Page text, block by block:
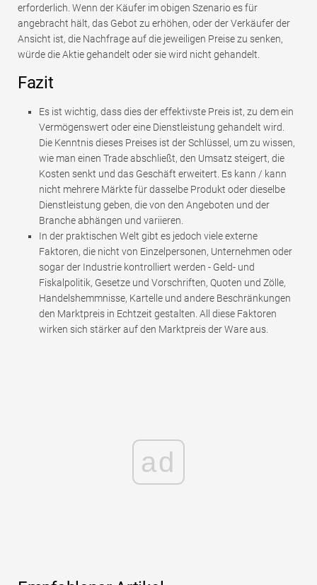
erforderlich. Wenn der Käufer im obigen Szenario es für
angebracht hält, das Gebot zu erhöhen, oder der Verkäufer der
Ansicht ist, die Nachfrage auf die jeweiligen Preise zu senken,
würde die Aktie gehandelt oder sie wird nicht gehandelt.
Fazit
Es ist wichtig, dass dies der effektivste Preis ist, zu dem ein
Vermögenswert oder eine Dienstleistung gehandelt wird.
Die Kenntnis dieses Preises ist der Schlüssel, um zu wissen,
wie man einen Trade abschließt, den Umsatz steigert, die
Kosten senkt und das Geschäft erweitert. Es kann / kann
nicht mehrere Märkte für dasselbe Produkt oder dieselbe
Dienstleistung geben, die von den Angeboten und der
Branche abhängen und variieren.
In der praktischen Welt gibt es jedoch viele externe
Faktoren, die nicht von Einzelpersonen, Unternehmen oder
sogar der Industrie kontrolliert werden - Geld- und
Fiskalpolitik, Gesetze und Vorschriften, Quoten und Zölle,
Handelshemmnisse, Kartelle und andere Beschränkungen
den Marktpreis in Echtzeit gestalten. All diese Faktoren
wirken sich stärker auf den Marktpreis der Ware aus.
ad